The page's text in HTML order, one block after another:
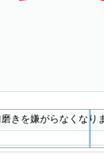
きを嫌がらなくなり